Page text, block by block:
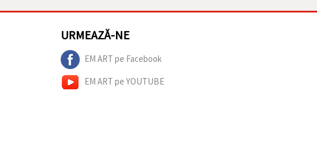
URMEAZĂ-NE
EM ART pe Facebook
EM ART pe YOUTUBE